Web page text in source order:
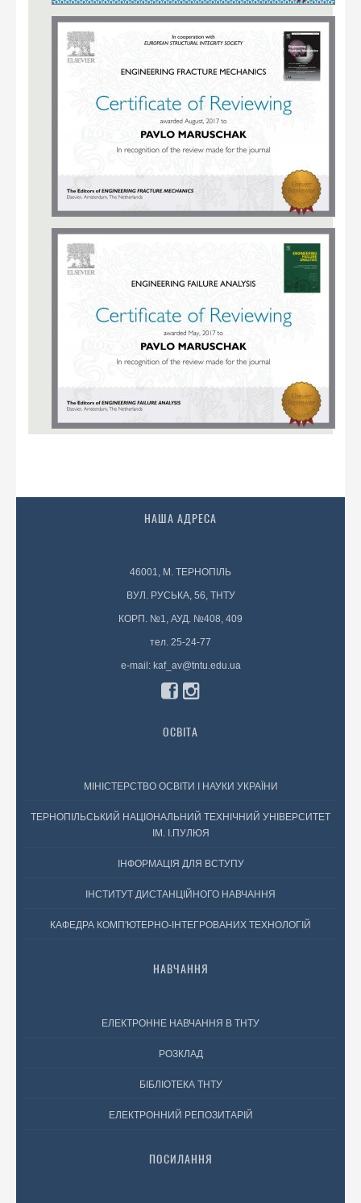
НАША АДРЕСА
46001, М. ТЕРНОПІЛЬ
ВУЛ. РУСЬКА, 56, ТНТУ
КОРП. №1, АУД. №408, 409
тел. 25-24-77
e-mail: kaf_av@tntu.edu.ua
ОСВІТА
МІНІСТЕРСТВО ОСВІТИ І НАУКИ УКРАЇНИ
ТЕРНОПІЛЬСЬКИЙ НАЦІОНАЛЬНИЙ ТЕХНІЧНИЙ УНІВЕРСИТЕТ
ІМ. І.ПУЛЮЯ
ІНФОРМАЦІЯ ДЛЯ ВСТУПУ
ІНСТИТУТ ДИСТАНЦІЙНОГО НАВЧАННЯ
КАФЕДРА КОМП'ЮТЕРНО-ІНТЕГРОВАНИХ ТЕХНОЛОГІЙ
НАВЧАННЯ
ЕЛЕКТРОННЕ НАВЧАННЯ В ТНТУ
РОЗКЛАД
БІБЛІОТЕКА ТНТУ
ЕЛЕКТРОННИЙ РЕПОЗИТАРІЙ
ПОСИЛАННЯ